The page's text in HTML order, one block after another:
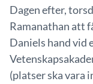
Dagen efter,
Ramanathan att
Daniels hand vid
(platser ska vara